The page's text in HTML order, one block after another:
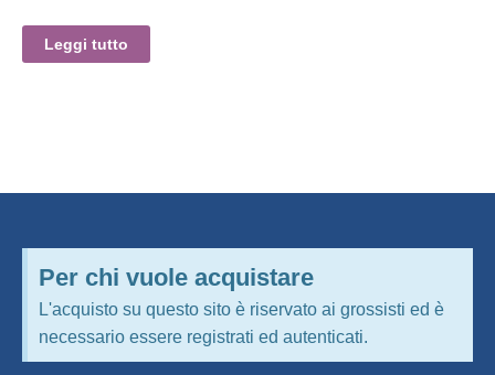
Leggi tutto
Per chi vuole acquistare
L'acquisto su questo sito è riservato ai grossisti ed è
necessario essere registrati ed autenticati.